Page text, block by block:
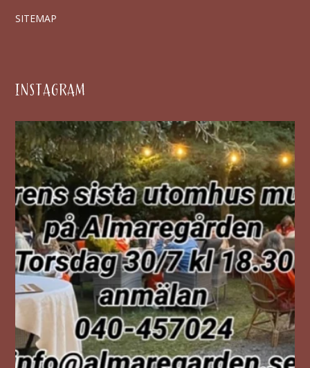
SITEMAP
INSTAGRAM